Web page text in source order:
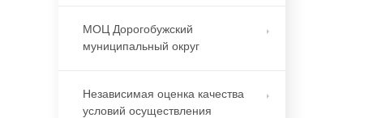
МОЦ Дорогобужский
муниципальный округ
Независимая оценка качества
условий осуществления